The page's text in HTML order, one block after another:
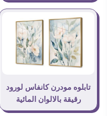
تابلوه مودرن كانفاس لورود
رقيقة بالالوان المائية